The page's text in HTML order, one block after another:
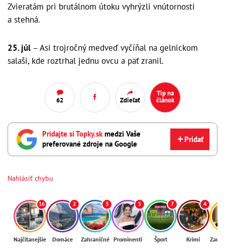
Zvieratám pri brutálnom útoku vyhrýzli vnútornosti
a stehná.
25. júl – Asi trojročný medveď vyčíňal na gelnickom
salaši, kde roztrhal jednu ovcu a päť zranil.
62 Zdieľať
Tip na
článok
Pridajte si Topky.skmedzi Vaše
preferované zdroje na Google
Pridať
Nahlásiť chybu
16
Najčítanejšie
2
Domáce
3
Zahraničné
5
Prominenti
7
Šport
4
Krimi